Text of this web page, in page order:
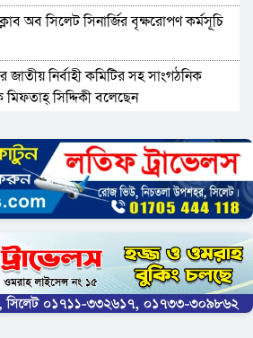
অব সিলেট সিনার্জির বৃক্ষরোপণ কর্মসূচি
জাতীয় নির্বাহী কমিটির সহ সাংগঠনিক
সিদ্দিকী বলেছেন
অধ্যক্ষ নজরুল ইসলাম বলেছেন
সংকট নিয়ে যা বলল জালালাবাদ
এক বছর: গবেষণা, অর্জন ও অঙ্গীকারে নতুন
ইউনিভার্সিটি রিসার্চ সোসাইটি
প্রশাসক আবুল কাহের চৌধুরী জুলাই
শ্রদ্ধা নিবেদন